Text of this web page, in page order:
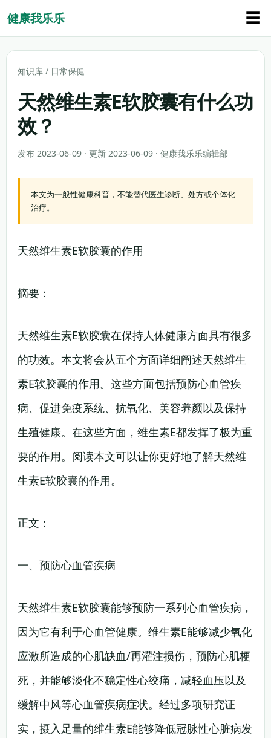
健康我乐乐 ☰
知识库 / 日常保健
天然维生素E软胶囊有什么功
效？
发布 2023-06-09 · 更新 2023-06-09 · 健康我乐乐编辑部
本文为一般性健康科普，不能替代医生诊断、处方或个体化
治疗。
天然维生素E软胶囊的作用
摘要：
天然维生素E软胶囊在保持人体健康方面具有很多
的功效。本文将会从五个方面详细阐述天然维生
素E软胶囊的作用。这些方面包括预防心血管疾
病、促进免疫系统、抗氧化、美容养颜以及保持
生殖健康。在这些方面，维生素E都发挥了极为重
要的作用。阅读本文可以让你更好地了解天然维
生素E软胶囊的作用。
正文：
一、预防心血管疾病
天然维生素E软胶囊能够预防一系列心血管疾病，
因为它有利于心血管健康。维生素E能够减少氧化
应激所造成的心肌缺血/再灌注损伤，预防心肌梗
死，并能够淡化不稳定性心绞痛，减轻血压以及
缓解中风等心血管疾病症状。经过多项研究证
实，摄入足量的维生素E能够降低冠脉性心脏病发